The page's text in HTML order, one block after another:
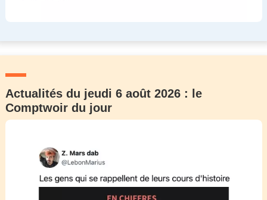
Actualités du jeudi 6 août 2026 : le
Comptwoir du jour